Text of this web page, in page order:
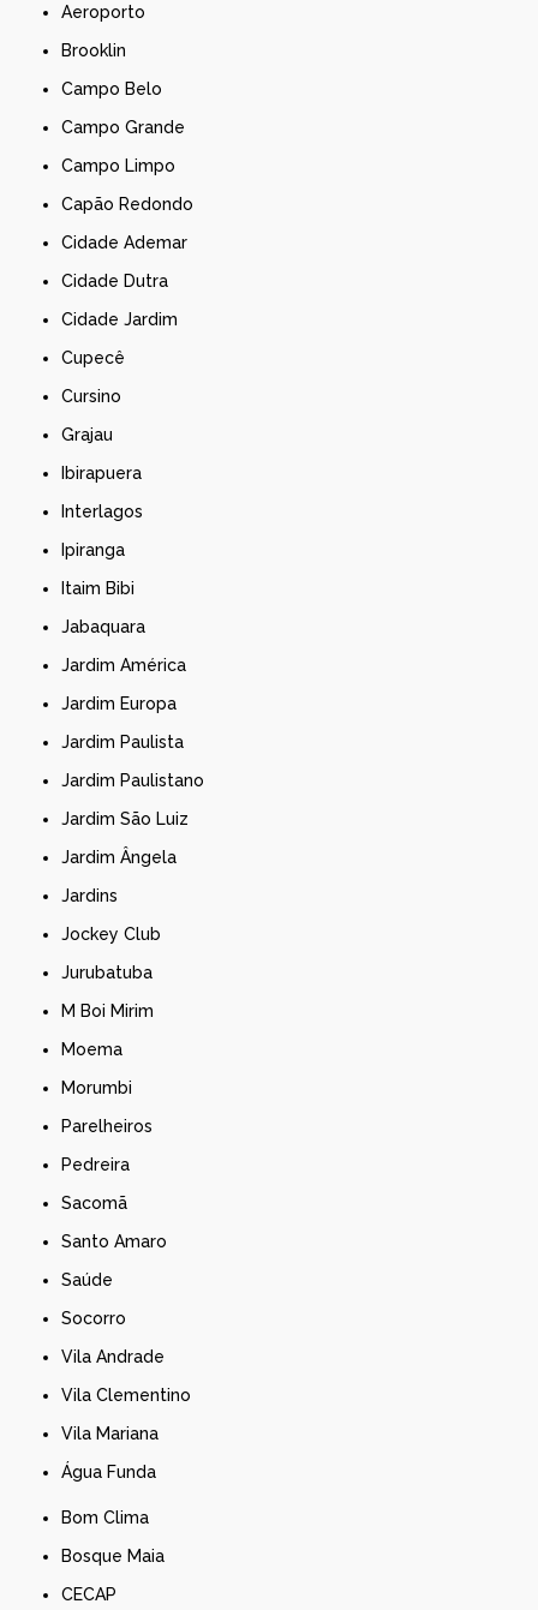
Aeroporto
Brooklin
Campo Belo
Campo Grande
Campo Limpo
Capão Redondo
Cidade Ademar
Cidade Dutra
Cidade Jardim
Cupecê
Cursino
Grajau
Ibirapuera
Interlagos
Ipiranga
Itaim Bibi
Jabaquara
Jardim América
Jardim Europa
Jardim Paulista
Jardim Paulistano
Jardim São Luiz
Jardim Ângela
Jardins
Jockey Club
Jurubatuba
M Boi Mirim
Moema
Morumbi
Parelheiros
Pedreira
Sacomã
Santo Amaro
Saúde
Socorro
Vila Andrade
Vila Clementino
Vila Mariana
Água Funda
Bom Clima
Bosque Maia
CECAP